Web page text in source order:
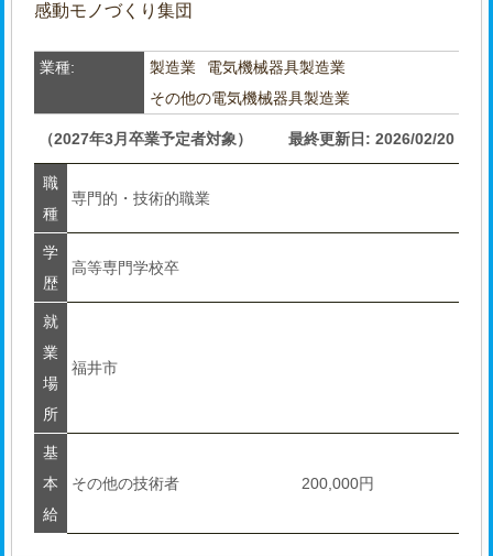
感動モノづくり集団
業種: 製造業
電気機械器具製造業
その他の電気機械器具製造業
（2027年3月卒業予定者対象） 最終更新日: 2026/02/20
職
種
専門的・技術的職業
学
歴
高等専門学校卒
就
業
場
所
福井市
基
本
給
その他の技術者 200,000円